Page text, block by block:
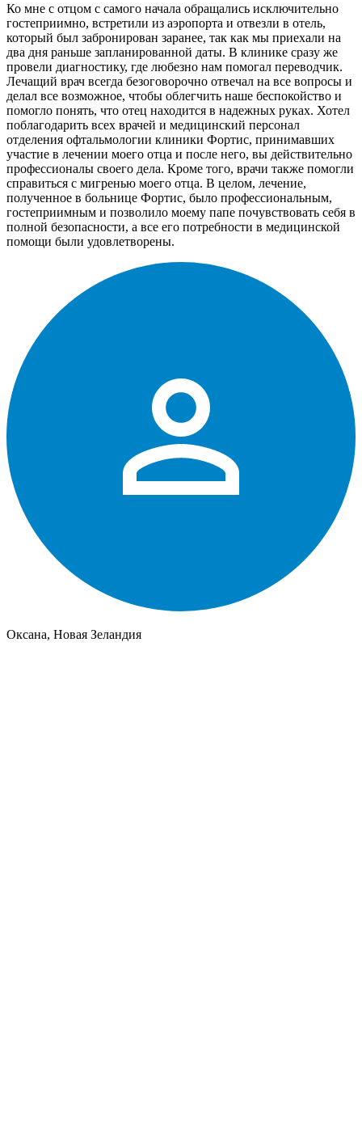
Ко мне с отцом с самого начала обращались исключительно
гостеприимно, встретили из аэропорта и отвезли в отель,
который был забронирован заранее, так как мы приехали на
два дня раньше запланированной даты. В клинике сразу же
провели диагностику, где любезно нам помогал переводчик.
Лечащий врач всегда безоговорочно отвечал на все вопросы и
делал все возможное, чтобы облегчить наше беспокойство и
помогло понять, что отец находится в надежных руках. Хотел
поблагодарить всех врачей и медицинский персонал
отделения офтальмологии клиники Фортис, принимавших
участие в лечении моего отца и после него, вы действительно
профессионалы своего дела. Кроме того, врачи также помогли
справиться с мигренью моего отца. В целом, лечение,
полученное в больнице Фортис, было профессиональным,
гостеприимным и позволило моему папе почувствовать себя в
полной безопасности, а все его потребности в медицинской
помощи были удовлетворены.
Оксана, Новая Зеландия